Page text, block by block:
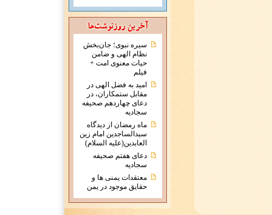
سیره نبوی؛ جان‌بخش
نظام الهی و ضامن
حیات معنوی امت +
فیلم
امید به فضل الهی در
مقابل ستمکاران، در
دعای چهاردهم صحیفه
سجادیه
ماه رمضان از دیدگاه
سیدالساجدین امام زین
العابدین(علیه السلام)
دعای هفتم صحیفه
سجادیه
معتقدات يمنی ها و
حقايق موجود در يمن